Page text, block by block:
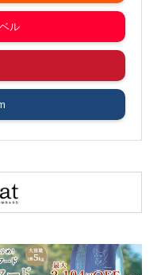
ル